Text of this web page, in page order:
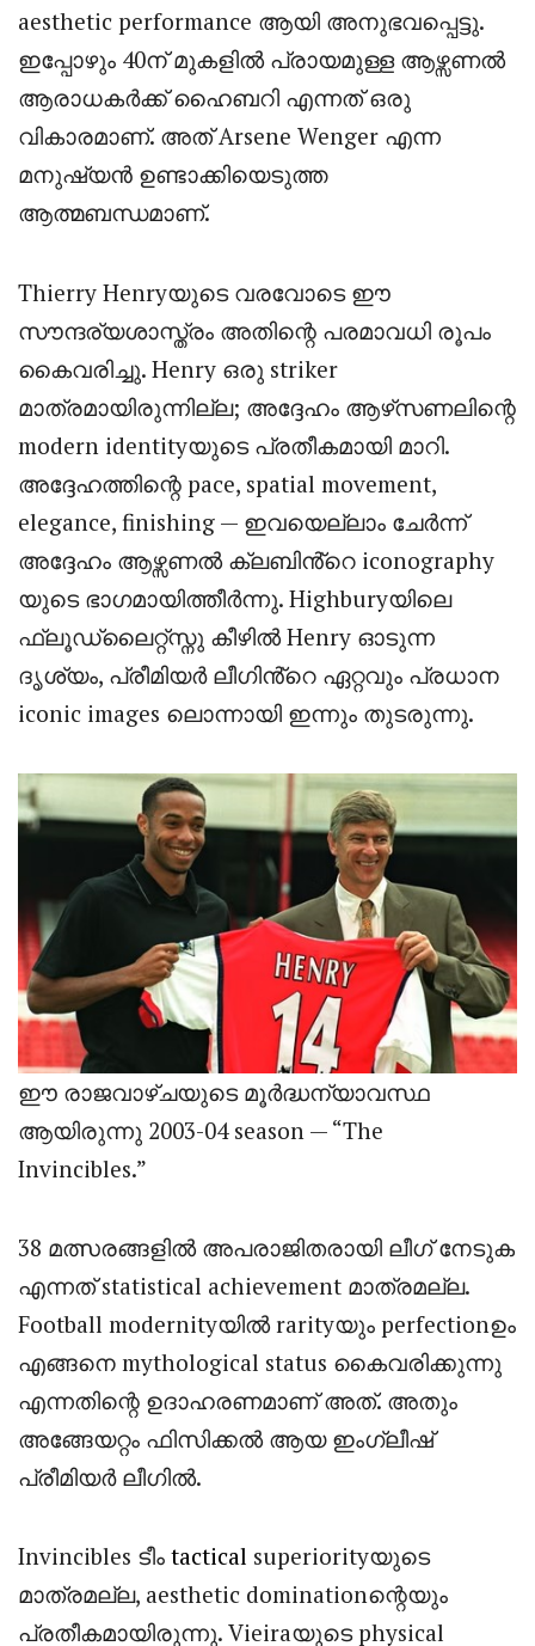
aesthetic performance ആയി അനുഭവപ്പെട്ടു.
ഇപ്പോഴും 40ന് മുകളിൽ പ്രായമുള്ള ആഴ്സണൽ
ആരാധകർക്ക് ഹൈബറി എന്നത് ഒരു
വികാരമാണ്. അത് Arsene Wenger എന്ന
മനുഷ്യൻ ഉണ്ടാക്കിയെടുത്ത
ആത്മബന്ധമാണ്.
Thierry Henryയുടെ വരവോടെ ഈ
സൗന്ദര്യശാസ്ത്രം അതിന്റെ പരമാവധി രൂപം
കൈവരിച്ചു. Henry ഒരു striker
മാത്രമായിരുന്നില്ല; അദ്ദേഹം ആഴ്‌സണലിന്റെ
modern identityയുടെ പ്രതീകമായി മാറി.
അദ്ദേഹത്തിന്റെ pace, spatial movement,
elegance, finishing — ഇവയെല്ലാം ചേർന്ന്
അദ്ദേഹം ആഴ്സണൽ ക്ലബിൻ്റെ iconography
യുടെ ഭാഗമായിത്തീർന്നു. Highburyയിലെ
ഫ്ലൂഡ്‌ലൈറ്റ്സ്നു കീഴിൽHenry ഓടുന്ന
ദൃശ്യം, പ്രീമിയർ ലീഗിൻ്റെ ഏറ്റവും പ്രധാന
iconic images ലൊന്നായി ഇന്നും തുടരുന്നു.
ഈ രാജവാഴ്ചയുടെ മൂർദ്ധന്യാവസ്ഥ
ആയിരുന്നു 2003-04 season — “The
Invincibles.”
38 മത്സരങ്ങളിൽ അപരാജിതരായി ലീഗ് നേടുക
എന്നത് statistical achievement മാത്രമല്ല.
Football modernityയിൽ rarityയും perfectionഉം
എങ്ങനെ mythological status കൈവരിക്കുന്നു
എന്നതിന്റെ ഉദാഹരണമാണ് അത്. അതും
അങ്ങേയറ്റം ഫിസിക്കൽ ആയ ഇംഗ്ലീഷ്
പ്രീമിയർ ലീഗിൽ.
Invincibles ടീം tactical superiorityയുടെ
മാത്രമല്ല, aesthetic dominationന്റെയും
പ്രതീകമായിരുന്നു. Vieiraയുടെ physical